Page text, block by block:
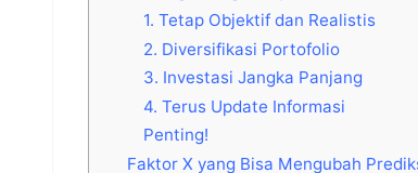
1. Tetap Objektif dan Realistis
2. Diversifikasi Portofolio
3. Investasi Jangka Panjang
4. Terus Update Informasi
Penting!
Faktor X yang Bisa Mengubah